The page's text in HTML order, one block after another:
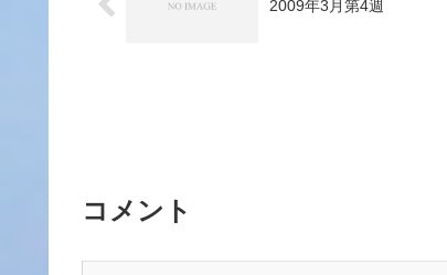
2009年3月第4週
コメント